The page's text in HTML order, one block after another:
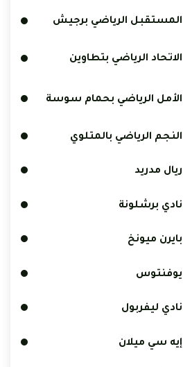
المستقبل الرياضي برجيش
الاتحاد الرياضي بتطاوين
الأمل الرياضي بحمام سوسة
النجم الرياضي بالمتلوي
ريال مدريد
نادي برشلونة
بايرن ميونخ
يوفنتوس
نادي ليفربول
إيه سي ميلان